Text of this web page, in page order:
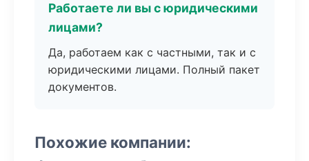
Работаете ли вы с юридическими
лицами?
Да, работаем как с частными, так и с
юридическими лицами. Полный пакет
документов.
Похожие компании: